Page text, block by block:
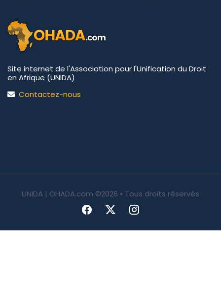
Site internet de l'Association pour l'Unification du Droit
en Afrique (UNIDA)
Contactez-nous
UNIDA | OHADA.com ©2026 • Tous droits réservés